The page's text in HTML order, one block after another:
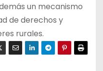
un mecanismo
de derechos y
rurales.